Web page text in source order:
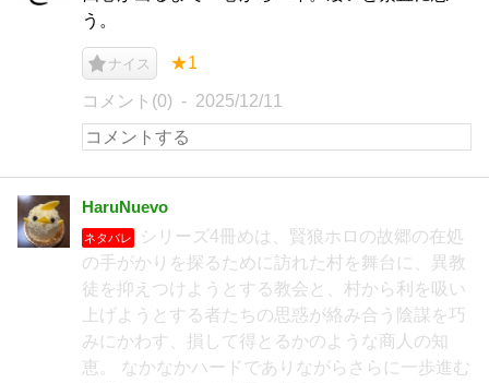
う。
ナイス ★1
コメント(0) 2025/12/11
HaruNuevo
ネタバレ
シリーズ4冊めは、賢狼ホロの故郷の在処
の手がかりを探るために訪れた村を舞台に、異教
徒を抑えつけようとする教会と、村から利を吸い
上げようとする者たちの思惑が絡み合う陰謀を巧
みにかわす、損して得とるかのような商人の知
恵。 なかなかハードでありながらさらに一歩進む